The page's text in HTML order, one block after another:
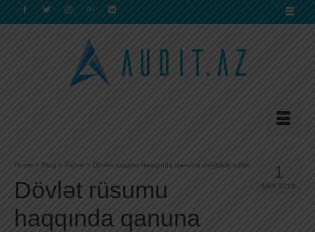
1
MAY 2019
Home » Blog » Xəbər » Dövlət rüsumu haqqında qanuna dəyişiklik edilib
Dövlət rüsumu
haqqında qanuna